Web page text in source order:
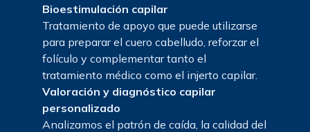
Bioestimulación capilar
Tratamiento de apoyo que puede utilizarse
para preparar el cuero cabelludo, reforzar el
folículo y complementar tanto el
tratamiento médico como el injerto capilar.
Valoración y diagnóstico capilar
personalizado
Analizamos el patrón de caída, la calidad del